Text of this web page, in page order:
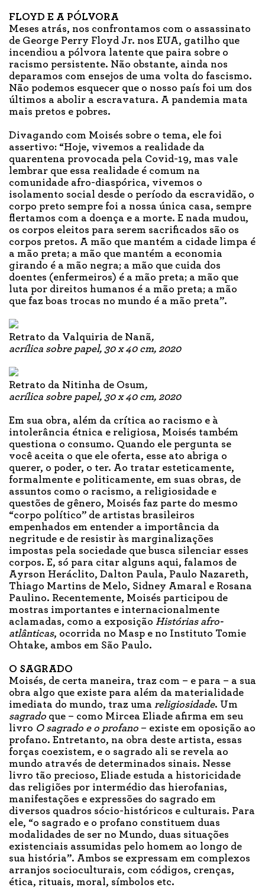
FLOYD E A PÓLVORA
Meses atrás, nos confrontamos com o assassinato
de George Perry Floyd Jr. nos EUA, gatilho que
incendiou a pólvora latente que paira sobre o
racismo persistente. Não obstante, ainda nos
deparamos com ensejos de uma volta do fascismo.
Não podemos esquecer que o nosso país foi um dos
últimos a abolir a escravatura. A pandemia mata
mais pretos e pobres.
Divagando com Moisés sobre o tema, ele foi
assertivo: “Hoje, vivemos a realidade da
quarentena provocada pela Covid-19, mas vale
lembrar que essa realidade é comum na
comunidade afro-diaspórica, vivemos o
isolamento social desde o período da escravidão, o
corpo preto sempre foi a nossa única casa, sempre
flertamos com a doença e a morte. E nada mudou,
os corpos eleitos para serem sacrificados são os
corpos pretos. A mão que mantém a cidade limpa é
a mão preta; a mão que mantém a economia
girando é a mão negra; a mão que cuida dos
doentes (enfermeiros) é a mão preta; a mão que
luta por direitos humanos é a mão preta; a mão
que faz boas trocas no mundo é a mão preta”.
Retrato da Valquiria de Nanã,
acrílica sobre papel, 30 x 40 cm, 2020
Retrato da Nitinha de Osum,
acrílica sobre papel, 30 x 40 cm, 2020
Em sua obra, além da crítica ao racismo e à
intolerância étnica e religiosa, Moisés também
questiona o consumo. Quando ele pergunta se
você aceita o que ele oferta, esse ato abriga o
querer, o poder, o ter. Ao tratar esteticamente,
formalmente e politicamente, em suas obras, de
assuntos como o racismo, a religiosidade e
questões de gênero, Moisés faz parte do mesmo
“corpo político” de artistas brasileiros
empenhados em entender a importância da
negritude e de resistir às marginalizações
impostas pela sociedade que busca silenciar esses
corpos. E, só para citar alguns aqui, falamos de
Ayrson Heráclito, Dalton Paula, Paulo Nazareth,
Thiago Martins de Melo, Sidney Amaral e Rosana
Paulino. Recentemente, Moisés participou de
mostras importantes e internacionalmente
aclamadas, como a exposição Histórias afro-
atlânticas, ocorrida no Masp e no Instituto Tomie
Ohtake, ambos em São Paulo.
O SAGRADO
Moisés, de certa maneira, traz com – e para – a sua
obra algo que existe para além da materialidade
imediata do mundo, traz uma religiosidade. Um
sagrado que – como Mircea Eliade afirma em seu
livro O sagrado e o profano – existe em oposição ao
profano. Entretanto, na obra deste artista, essas
forças coexistem, e o sagrado ali se revela ao
mundo através de determinados sinais. Nesse
livro tão precioso, Eliade estuda a historicidade
das religiões por intermédio das hierofanias,
manifestações e expressões do sagrado em
diversos quadros sócio-históricos e culturais. Para
ele, “o sagrado e o profano constituem duas
modalidades de ser no Mundo, duas situações
existenciais assumidas pelo homem ao longo de
sua história”. Ambos se expressam em complexos
arranjos socioculturais, com códigos, crenças,
ética, rituais, moral, símbolos etc.